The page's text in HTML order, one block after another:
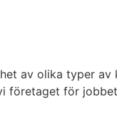
av olika typer av
företaget för